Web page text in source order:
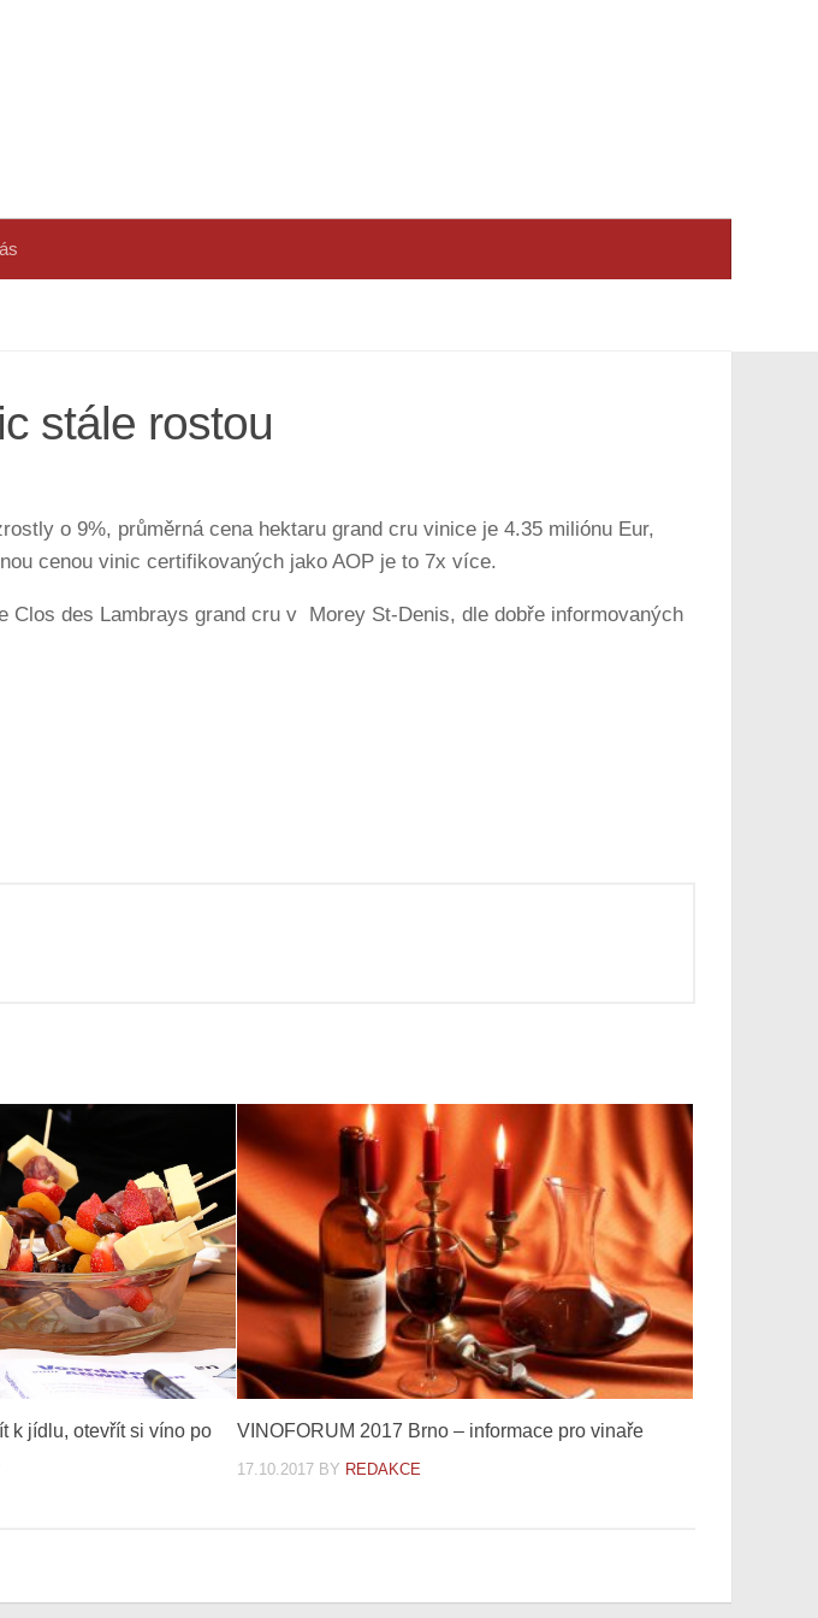
stále rostou
o 9%, průměrná cena hektaru grand cru vinice je 4.35 miliónu Eur,
cenou vinic certifikovaných jako AOP je to 7x více.
des Lambrays grand cru v Morey St-Denis, dle dobře informovaných
k jídlu, otevřít si víno po
VINOFORUM 2017 Brno – informace pro vinaře
17.10.2017 BY REDAKCE